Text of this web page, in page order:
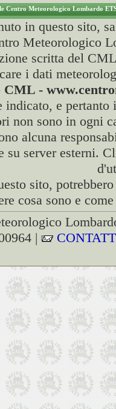
Centro Meteorologico Lombardo
in questo sito,
Meteorologico
scritta del
i dati
-
indicato, e
non sono in ogni
alcuna
su server esterni.
sito,
cosa sono e
|